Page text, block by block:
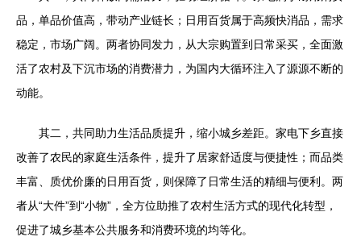
品，单品价值高，带动产业链长；日用百货属于高频快消品，需求
稳定，市场广阔。两者协同发力，从大宗购置到日常采买，全面激
活了农村及下沉市场的消费潜力，为国内大循环注入了源源不断的
动能。
其二，共同助力生活品质提升，缩小城乡差距。家电下乡直接
改善了农民的家庭生活条件，提升了居家舒适度与便捷性；而品类
丰富、质优价廉的日用百货，则保障了日常生活的精细与便利。两
者从“大件”到“小物”，全方位助推了农村生活方式的现代化转型，
促进了城乡基本公共服务和消费环境的均等化。